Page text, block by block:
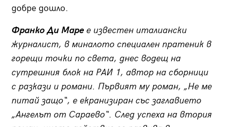
добре дошло.
Франко Ди Марее известен италиански
журналист, в миналото специален пратеник в
горещи точки по света, днес водещ на
сутрешния блок на РАИ 1, автор на сборници
с разкази и романи. Първият му роман, „Не ме
питай защо“, е екранизиран със заглавието
„Ангелът от Сараево“. След успеха на втория